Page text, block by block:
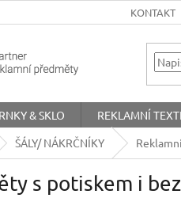
KONTAKT
& SKLO REKLAMNÍ
ŠÁLY/ NÁKRČNÍKY
s potiskem i